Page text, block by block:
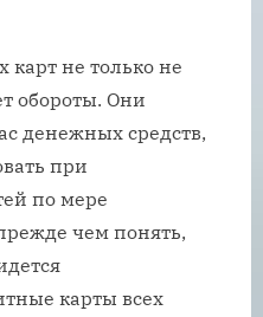
карт не только не
обороты. Они
денежных средств,
при
по мере
чем понять,
карты всех